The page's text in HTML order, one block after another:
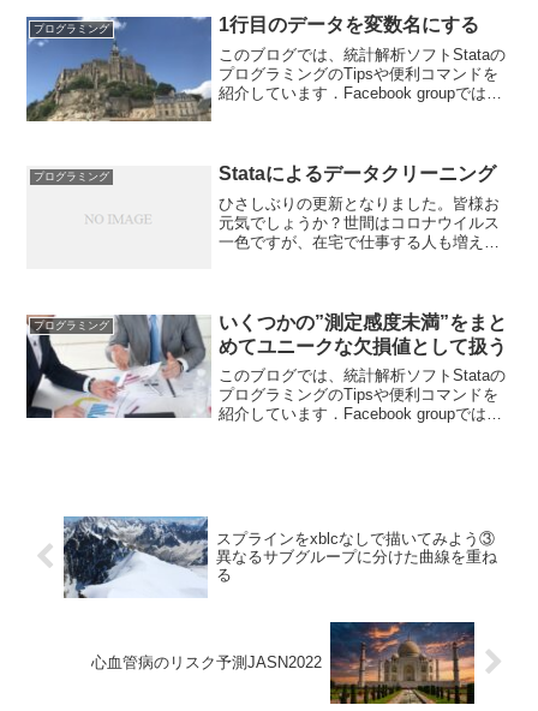
す． ブログと合わせて個人の学習に役
立...
プログラミング 1行目のデータを変数名にする
このブログでは、統計解析ソフトStataの
プログラミングのTipsや便利コマンドを
紹介しています．Facebook groupでは、
立...
プログラミング Stataによるデータクリーニング
ひさしぶりの更新となりました。皆様お
元気でしょうか？世間はコロナウイルス
一色ですが、在宅で仕事する人も増えて
てください....
プログラミング
いくつかの”測定感度未満”をまと
めてユニークな欠損値として扱う
このブログでは、統計解析ソフトStataの
プログラミングのTipsや便利コマンドを
紹介しています．Facebook groupでは、
スプラインをxblcなしで描いてみよう③
異なるサブグループに分けた曲線を重ね
る
心血管病のリスク予測JASN2022